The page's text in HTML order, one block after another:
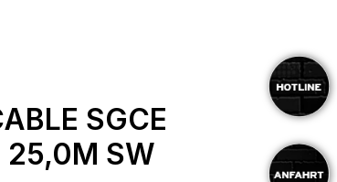
SGCE
25,0M SW